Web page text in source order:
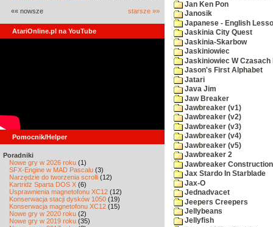
«« nowsze starsze »»
AtariOnline.pl na YouTube
Pomocnik/Helper
Poradniki
Nowe gry w 2026 roku (1)
SFX-Engine w MAD Pascalu (3)
Narzędzie do tworzenia scrolli (12)
Kartridż Sparta DOS X (6)
Usprawnienia magnetofonu XC12 (12)
Konserwacja stacji dysków 1050 (19)
Konserwacja magnetofonu XC12 (15)
Nowe gry w 2020 roku (2)
Nowe gry w 2019 roku (35)
Jan Ken Pon
Janosik
Japanese - English
Jaskinia City Quest
Jaskinia-Skarbow
Jaskiniowiec
Jaskiniowiec W Czasach
Jason's First Alphabet
Jatari
Java Jim
Jaw Breaker
Jawbreaker (v1)
Jawbreaker (v2)
Jawbreaker (v3)
Jawbreaker (v4)
Jawbreaker (v5)
Jawbreaker 2
Jawbreaker Construction
Jax Stardo In Starblade
Jax-O
Jednadvacet
Jeepers Creepers
Jellybeans
Jellyfish